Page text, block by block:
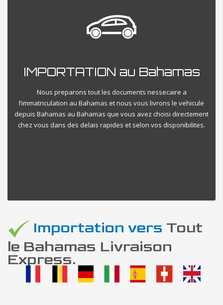
IMPORTATION au Bahamas
Nous preparons tout les documents nessecaire a
l’immatriculation au Bahamas et nous vous livrons le vehicule
depuis Bahamas au Bahamas que vous avez choisi directement
chez vous dans des delais rapides et selon vos disponibilites.
Importation vers Tout
le Bahamas Livraison
Express.